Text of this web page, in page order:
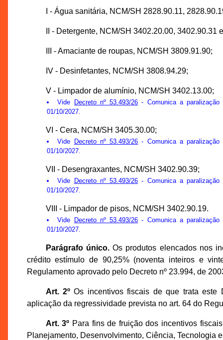
I - Água sanitária, NCM/SH 2828.90.11,
II - Detergente, NCM/SH 3402.20.00, 3402.90.31
III - Amaciante de roupas, NCM/SH 3809.91.90;
IV - Desinfetantes, NCM/SH 3808.94.29;
V - Limpador de alumínio, NCM/SH 3402.13.00;
Vide Decreto nº 53.493/26 - Comunica a
01/10/2027.
VI - Cera, NCM/SH 3405.30.00;
Vide Decreto nº 53.493/26 - Comunica a
01/10/2027.
VII - Desengraxantes, NCM/SH 3402.90.39;
Vide Decreto nº 53.493/26 - Comunica a
01/10/2027.
VIII - Limpador de pisos, NCM/SH 3402.90.19.
Vide Decreto nº 53.493/26 - Comunica a
01/10/2027.
Parágrafo único.Os produtos elencados nos
crédito estímulo de 90,25% (noventa inteiros e
Regulamento aprovado pelo Decreto nº 23.994, de
Art. 2º Os incentivos fiscais de que trata este
aplicação da regressividade prevista no art. 64 do
Art. 3º Para fins de fruição dos incentivos
Planejamento, Desenvolvimento, Ciência, Tecnologia